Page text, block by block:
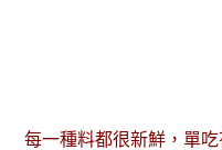
每一種料都很新鮮，單